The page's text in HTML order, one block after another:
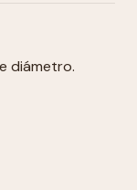
diámetro.